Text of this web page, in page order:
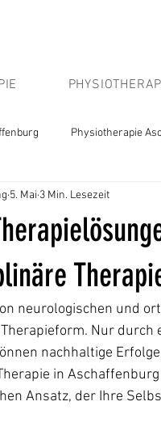
Physiotherapie
5. Mai 3 Min. Lesezeit
neurologischen und
Nur
nachhaltige
in
Ansatz, der Ihre